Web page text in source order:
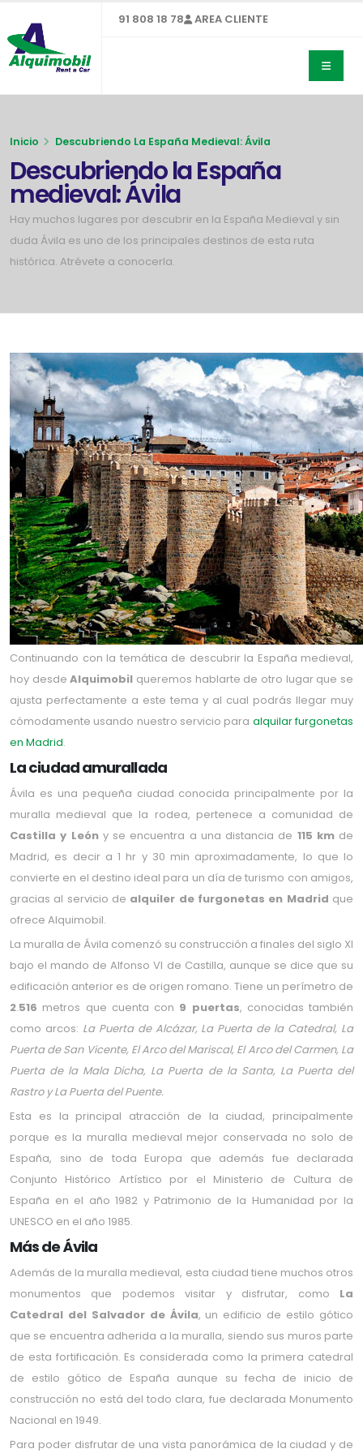
91 808 18 78 AREA CLIENTE
Inicio Descubriendo La España Medieval: Ávila
Descubriendo la España
medieval: Ávila
Hay muchos lugares por descubrir en la España Medieval y sin
duda Ávila es uno de los principales destinos de esta ruta
histórica. Atrévete a conocerla.
Continuando con la temática de descubrir la España medieval,
hoy desdeAlquimobil queremos hablarte de otro lugar que se
ajusta perfectamente a este tema y al cual podrás llegar muy
cómodamente usando nuestro servicio para alquilar furgonetas
en Madrid.
La ciudad amurallada
Ávila es una pequeña ciudad conocida principalmente por la
muralla medieval que la rodea, pertenece a comunidad de
Castilla y Leóny se encuentra a una distancia de 115 kmde
Madrid, es decir a 1 hr y 30 min aproximadamente, lo que lo
convierte en el destino ideal para un día de turismo con amigos,
gracias al servicio de alquiler de furgonetas en Madrid que
ofrece Alquimobil.
La muralla de Ávila comenzó su construcción a finales del siglo XI
bajo el mando de Alfonso VI de Castilla, aunque se dice que su
edificación anterior es de origen romano. Tiene un perímetro de
2.516 metros que cuenta con 9 puertas, conocidas también
como arcos: La Puerta de Alcázar, La Puerta de la Catedral, La
Puerta de San Vicente, El Arco del Mariscal, El Arco del Carmen, La
Puerta de la Mala Dicha, La Puerta de la Santa, La Puerta del
Rastro y La Puerta del Puente.
Esta es la principal atracción de la ciudad, principalmente
porque es la muralla medieval mejor conservada no solo de
España, sino de toda Europa que además fue declarada
Conjunto Histórico Artístico por el Ministerio de Cultura de
España en el año 1982 y Patrimonio de la Humanidad por la
UNESCO en el año 1985.
Más de Ávila
Además de la muralla medieval, esta ciudad tiene muchos otros
monumentos que podemos visitar y disfrutar, como La
Catedral del Salvador de Ávila, un edificio de estilo gótico
que se encuentra adherida a la muralla, siendo sus muros parte
de esta fortificación. Es considerada como la primera catedral
de estilo gótico de España aunque su fecha de inicio de
construcción no está del todo clara, fue declarada Monumento
Nacional en 1949.
Para poder disfrutar de una vista panorámica de la ciudad y de